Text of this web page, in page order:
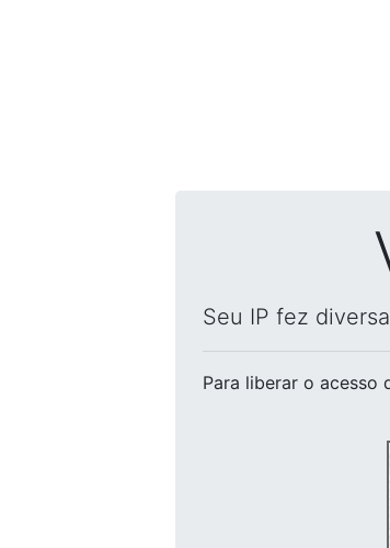
Seu IP fez
Para liberar o acesso